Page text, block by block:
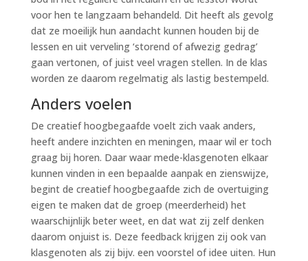
voor hen te langzaam behandeld. Dit heeft als gevolg
dat ze moeilijk hun aandacht kunnen houden bij de
lessen en uit verveling ‘storend of afwezig gedrag’
gaan vertonen, of juist veel vragen stellen. In de klas
worden ze daarom regelmatig als lastig bestempeld.
Anders voelen
De creatief hoogbegaafde voelt zich vaak anders,
heeft andere inzichten en meningen, maar wil er toch
graag bij horen. Daar waar mede-klasgenoten elkaar
kunnen vinden in een bepaalde aanpak en zienswijze,
begint de creatief hoogbegaafde zich de overtuiging
eigen te maken dat de groep (meerderheid) het
waarschijnlijk beter weet, en dat wat zij zelf denken
daarom onjuist is. Deze feedback krijgen zij ook van
klasgenoten als zij bijv. een voorstel of idee uiten. Hun